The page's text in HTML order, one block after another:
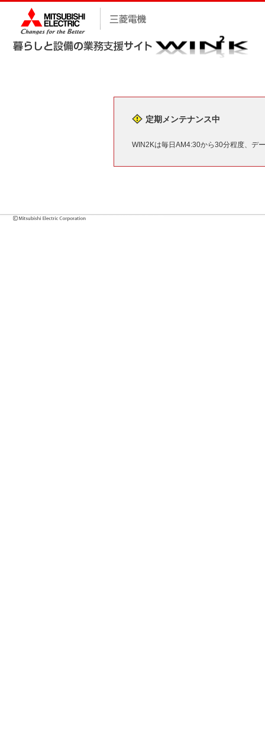
定期メンテナンス中
WIN2Kは毎日AM4:30から30分程度、デ